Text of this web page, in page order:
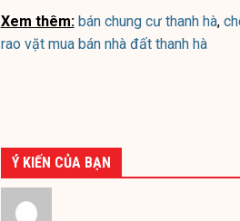
Xem thêm: bán chung cư thanh hà,
rao vặt mua bán nhà đất thanh hà
Ý KIẾN CỦA BẠN